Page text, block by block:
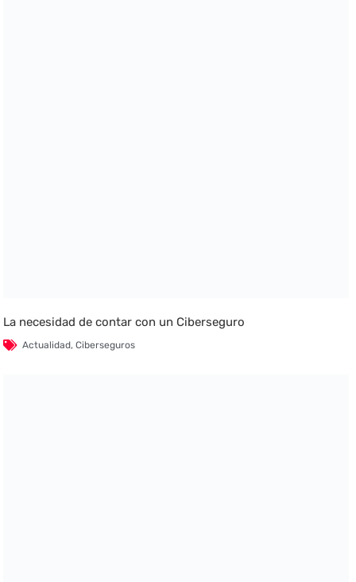
La necesidad de contar con un Ciberseguro
Actualidad,Ciberseguros